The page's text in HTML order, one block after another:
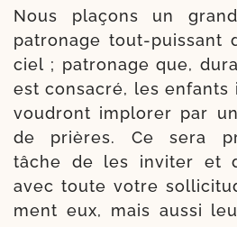
Nous pla­çons un
patro­nage tout-​puissant
ciel ; patro­nage que,
est consa­cré, les enfants
vou­dront implo­rer par
de prières. Ce sera
tâche de les invi­ter et
avec toute votre
ment eux, mais aus­si